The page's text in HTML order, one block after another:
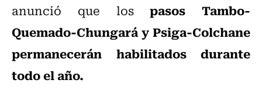
anunció que lospasos Tambo-
Quemado-Chungará y Psiga-Colchane
permanecerán habilitados durante
todo el año.